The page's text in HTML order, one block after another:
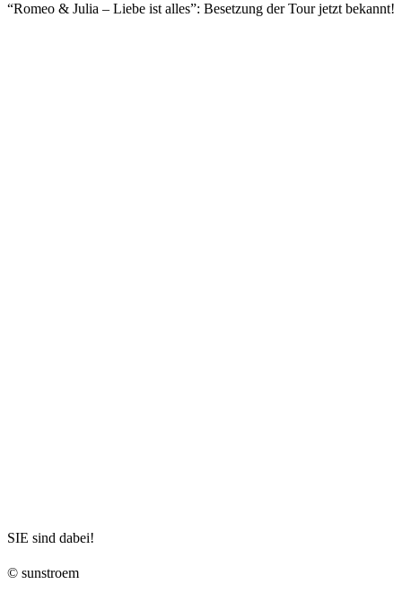
“Romeo & Julia – Liebe ist alles”: Besetzung der Tour jetzt bekannt!
SIE sind dabei!
© sunstroem